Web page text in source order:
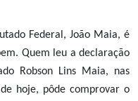
Federal, João Maia, é
Quem leu a declaração
Robson Lins Maia, nas
hoje, pôde comprovar o